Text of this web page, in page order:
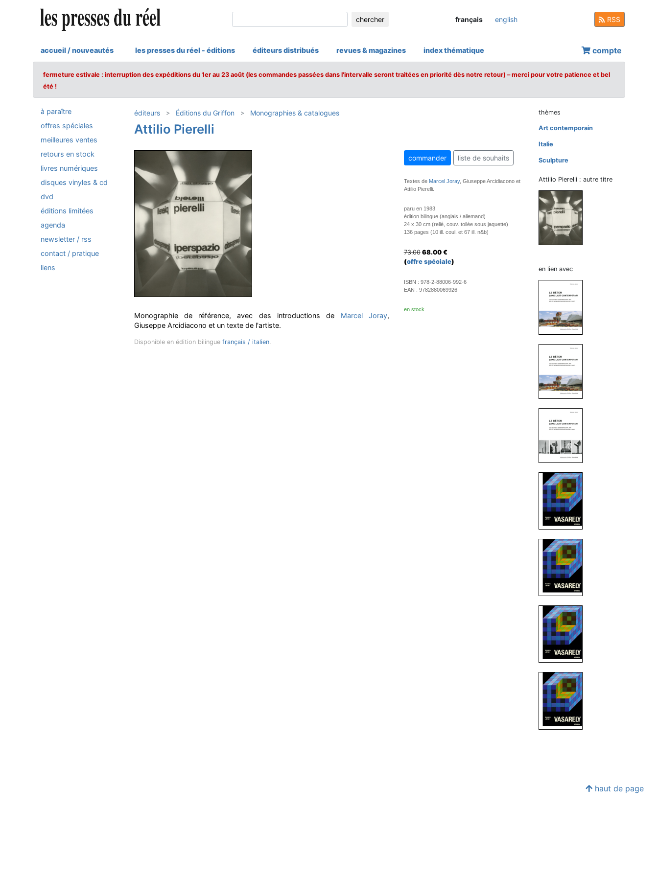
chercher français english RSS
accueil / nouveautés les presses du réel - éditions éditeurs distribués revues & magazines index thématique compte
fermeture estivale : interruption des expéditions du 1er au 23 août (les commandes passées dans l'intervalle seront traitées en priorité dès notre retour) – merci pour votre patience et bel
été !
à paraître
offres spéciales
meilleures ventes
retours en stock
livres numériques
disques vinyles & cd
dvd
éditions limitées
agenda
newsletter / rss
contact / pratique
liens
éditeurs Éditions du Griffon Monographies & catalogues
Attilio Pierelli
Monographie de référence, avec des introductions de Marcel Joray,
Giuseppe Arcidiacono et un texte de l'artiste.
Disponible en édition bilingue français / italien.
commander liste de souhaits
Textes de Marcel Joray, Giuseppe Arcidiacono et
Attilio Pierelli.
paru en 1983
édition bilingue (anglais / allemand)
24 x 30 cm (relié, couv. toilée sous jaquette)
136 pages (10 ill. coul. et 67 ill. n&b)
73.00 68.00 €
(offre spéciale)
ISBN : 978-2-88006-992-6
EAN : 9782880069926
en stock
thèmes
Art contemporain
Italie
Sculpture
Attilio Pierelli : autre titre
en lien avec
haut de page